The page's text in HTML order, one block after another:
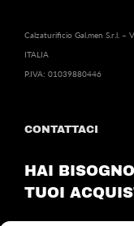
Calzaturificio Gal.men S.r.l.
ITALIA
P.IVA: 01039880446
CONTATTACI
HAI
TUOI